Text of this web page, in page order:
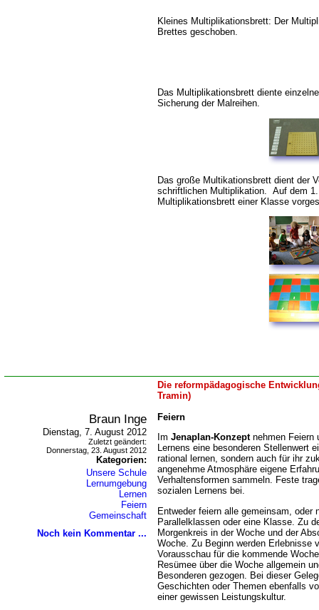
Kleines Multiplikationsbrett: Der
Brettes geschoben.
Das Multiplikationsbrett diente
Sicherung der Malreihen.
Das große Multikationsbrett dient der
schriftlichen Multiplikation. Auf dem
Multiplikationsbrett einer Klasse
Die reformpädagogische
Tramin)
Braun Inge
Dienstag, 7. August 2012
Zuletzt geändert:
Donnerstag, 23. August 2012
Kategorien:
Unsere Schule
Lernumgebung
Lernen
Feiern
Gemeinschaft
Noch kein Kommentar ...
Feiern
Im Jenaplan-Konzeptnehmen Feiern
Lernens eine besonderen Stellenwert
rational lernen, sondern auch für ihr
angenehme Atmosphäre eigene
Verhaltensformen sammeln. Feste
sozialen Lernens bei.
Entweder feiern alle gemeinsam, oder
Parallelklassen oder eine Klasse. Zu
Morgenkreis in der Woche und der
Woche. Zu Beginn werden Erlebnisse
Vorausschau für die kommende
Resümee über die Woche allgemein
Besonderen gezogen. Bei dieser
Geschichten oder Themen ebenfalls
einer gewissen Leistungskultur.